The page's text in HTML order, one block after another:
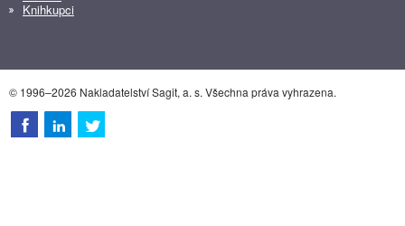
Knihkupci
© 1996–2026 Nakladatelství Sagit, a. s. Všechna práva vyhrazena.